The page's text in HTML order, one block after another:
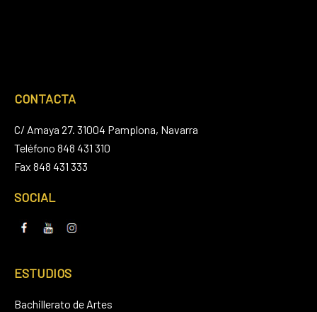
CONTACTA
C/ Amaya 27. 31004 Pamplona, Navarra
Teléfono 848 431 310
Fax 848 431 333
SOCIAL
ESTUDIOS
Bachillerato de Artes